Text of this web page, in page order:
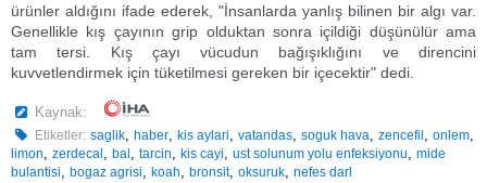
ürünler aldığını ifade ederek, "İnsanlarda yanlış bilinen bir algı var.
Genellikle kış çayının grip olduktan sonra içildiği düşünülür ama
tam tersi. Kış çayı vücudun bağışıklığını ve direncini
kuvvetlendirmek için tüketilmesi gereken bir içecektir" dedi.
Kaynak:
Etiketler: saglik,haber,kis aylari,vatandas,soguk hava,zencefil ,onlem,
limon, zerdecal , bal , tarcin, kis cayi, ust solunum yolu enfeksiyonu, mide
bulantisi, bogaz agrisi, koah, bronsit, oksuruk, nefes darl